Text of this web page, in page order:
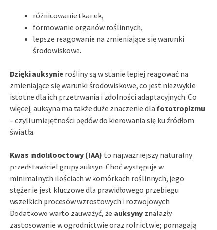
różnicowanie tkanek,
formowanie organów roślinnych,
lepsze reagowanie na zmieniające się warunki
środowiskowe.
Dzięki auksynie rośliny są w stanie lepiej reagować na
zmieniające się warunki środowiskowe, co jest niezwykle
istotne dla ich przetrwania i zdolności adaptacyjnych. Co
więcej, auksyna ma także duże znaczenie dla fototropizmu
– czyli umiejętności pędów do kierowania się ku źródłom
światła.
Kwas indolilooctowy (IAA) to najważniejszy naturalny
przedstawiciel grupy auksyn. Choć występuje w
minimalnych ilościach w komórkach roślinnych, jego
stężenie jest kluczowe dla prawidłowego przebiegu
wszelkich procesów wzrostowych i rozwojowych.
Dodatkowo warto zauważyć, że auksyny znalazły
zastosowanie w ogrodnictwie oraz rolnictwie; pomagają